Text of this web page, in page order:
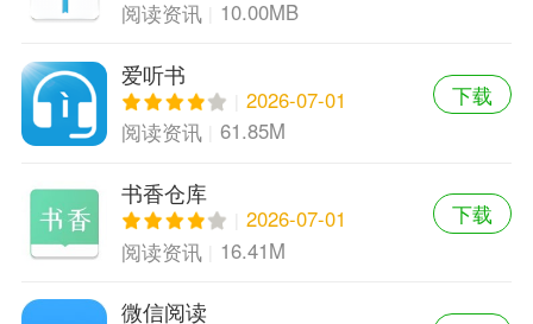
阅读资讯
10.00MB
爱听书
2026-07-01
阅读资讯
61.85M
下载
书香仓库
2026-07-01
阅读资讯
16.41M
下载
微信阅读